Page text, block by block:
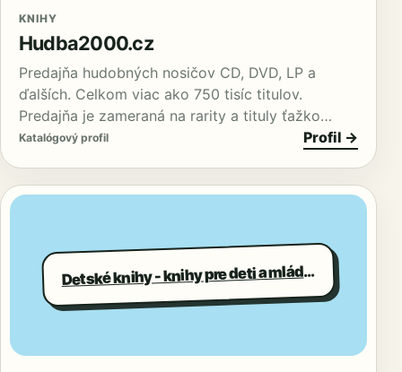
KNIHY
Hudba2000.cz
Predajňa hudobných nosičov CD, DVD, LP a
ďalších. Celkom viac ako 750 tisíc titulov.
Predajňa je zameraná na rarity a tituly ťažko…
Katalógový profil Profil →
D
etské knihy - knihy pre deti a mládež